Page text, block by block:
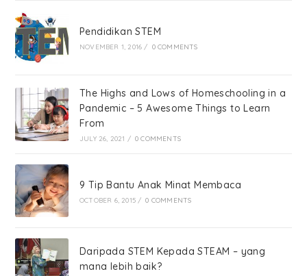
Pendidikan STEM
NOVEMBER 1, 2016 / 0 COMMENTS
The Highs and Lows of Homeschooling in a
Pandemic – 5 Awesome Things to Learn
From
JULY 26, 2021 / 0 COMMENTS
9 Tip Bantu Anak Minat Membaca
OCTOBER 6, 2015 / 0 COMMENTS
Daripada STEM Kepada STEAM – yang
mana lebih baik?